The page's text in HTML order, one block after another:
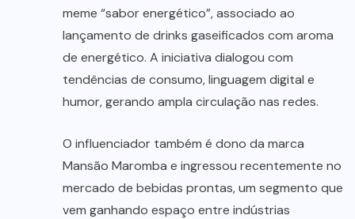
meme “sabor energético”, associado ao
lançamento de drinks gaseificados com aroma
de energético. A iniciativa dialogou com
tendências de consumo, linguagem digital e
humor, gerando ampla circulação nas redes.
O influenciador também é dono da marca
Mansão Maromba e ingressou recentemente no
mercado de bebidas prontas, um segmento que
vem ganhando espaço entre indústrias